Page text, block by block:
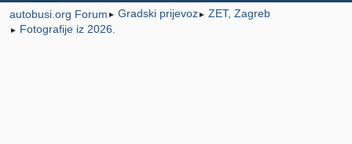
autobusi.org Forum ► Gradski prijevoz► ZET, Zagreb
► Fotografije iz 2026.